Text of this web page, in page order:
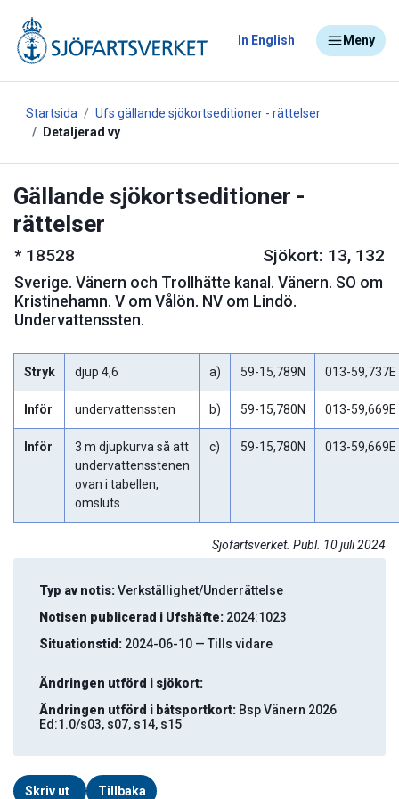
In English Meny
Startsida
Ufs gällande sjökortseditioner - rättelser
Detaljerad vy
Gällande sjökortseditioner -
rättelser
* 18528 Sjökort: 13, 132
Sverige. Vänern och Trollhätte kanal. Vänern. SO om
Kristinehamn. V om Vålön. NV om Lindö.
Undervattenssten.
Stryk djup 4,6 a) 59-15,789N 013-59,737E
Inför undervattenssten b) 59-15,780N 013-59,669E
Inför
3 m djupkurva så att
undervattensstenen
ovan i tabellen,
omsluts
c) 59-15,780N 013-59,669E
Sjöfartsverket. Publ. 10 juli 2024
Typ av notis:Verkställighet/Underrättelse
Notisen publicerad i Ufshäfte: 2024:1023
Situationstid: 2024-06-10 — Tills vidare
Ändringen utförd i sjökort:
Ändringen utförd i båtsportkort: Bsp Vänern 2026
Ed:1.0/s03, s07, s14, s15
Skriv ut Tillbaka